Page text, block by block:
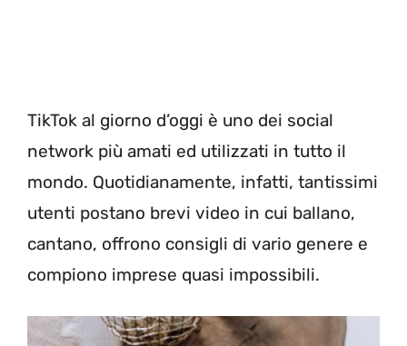
TikTok al giorno d’oggi è uno dei social
network più amati ed utilizzati in tutto il
mondo. Quotidianamente, infatti, tantissimi
utenti postano brevi video in cui ballano,
cantano, offrono consigli di vario genere e
compiono imprese quasi impossibili.